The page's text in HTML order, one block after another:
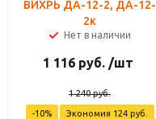
ВИХРЬ ДА-12-2, ДА-12-
2к
Нет в наличии
1 116 руб. /шт
1 240руб.
-10% Экономия 124руб.